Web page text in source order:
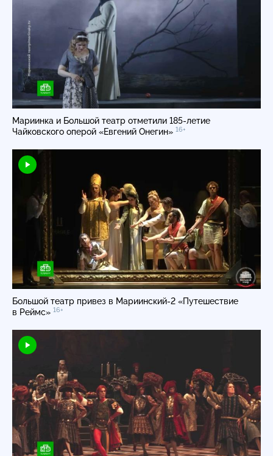
Мариинка и Большой театр отметили 185-летие
Чайковского оперой «Евгений Онегин» 16+
Большой театр привез в Мариинский-2 «Путешествие
в Реймс» 16+